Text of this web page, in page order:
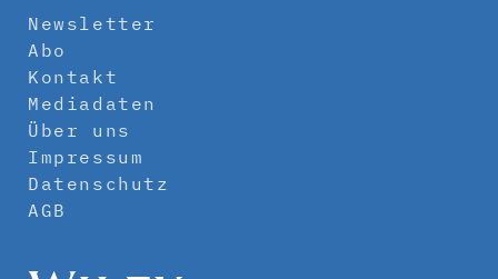
Newsletter
Abo
Kontakt
Mediadaten
Über uns
Impressum
Datenschutz
AGB